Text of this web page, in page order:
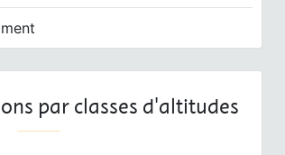
par classes d'altitudes